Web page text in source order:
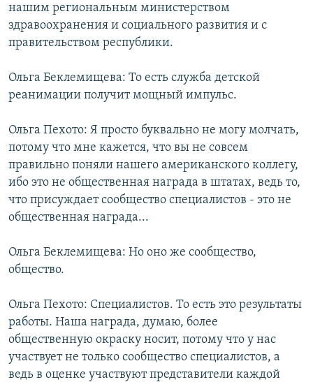
нашим региональным министерством
здравоохранения и социального развития и с
правительством республики.
Ольга Беклемищева: То есть служба детской
реанимации получит мощный импульс.
Ольга Пехото: Я просто буквально не могу молчать,
потому что мне кажется, что вы не совсем
правильно поняли нашего американского коллегу,
ибо это не общественная награда в штатах, ведь то,
что присуждает сообщество специалистов - это не
общественная награда...
Ольга Беклемищева: Но оно же сообщество,
общество.
Ольга Пехото: Специалистов. То есть это результаты
работы. Наша награда, думаю, более
общественную окраску носит, потому что у нас
участвует не только сообщество специалистов, а
ведь в оценке участвуют представители каждой